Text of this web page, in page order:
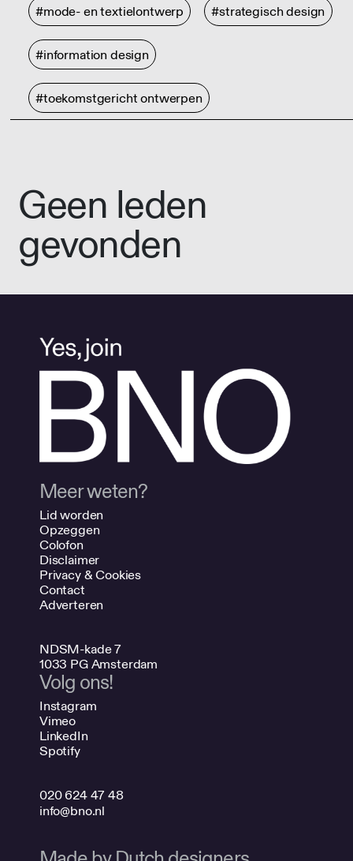
#mode- en textielontwerp #strategisch design
#information design
#toekomstgericht ontwerpen
Geen leden
gevonden
Meer weten?
Lid worden
Opzeggen
Colofon
Disclaimer
Privacy & Cookies
Contact
Adverteren
NDSM-kade 7
1033 PG Amsterdam
Volg ons!
Instagram
Vimeo
LinkedIn
Spotify
020 624 47 48
info@bno.nl